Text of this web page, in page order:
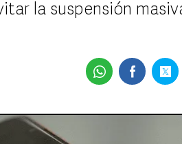
la suspensión